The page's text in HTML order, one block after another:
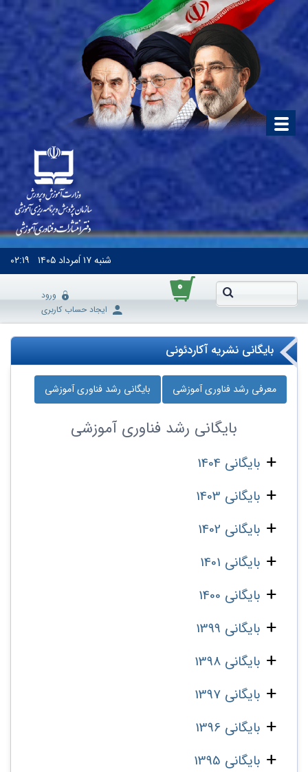
شنبه۱۷ اَمرداد ۱۴۰۵ ۰۲:۱۹
۰
ورود
ایجاد حساب کاربری
بایگانی نشریه آکاردئونی
معرفی رشد فناوری آموزشی بایگانی رشد فناوری آموزشی
بایگانی رشد فناوری آموزشی
بایگانی 1404
بایگانی 1403
بایگانی 1402
بایگانی 1401
بایگانی 1400
بایگانی 1399
بایگانی 1398
بایگانی 1397
بایگانی 1396
بایگانی 1395